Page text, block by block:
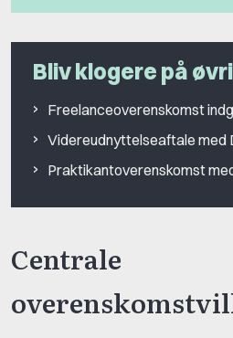
Bliv klogere på
Freelanceoverenskomst
Videreudnyttelseaftale med
Praktikantoverenskomst
Centrale